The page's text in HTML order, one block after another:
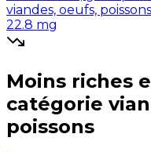
viandes, oeufs, poissons
22.8 mg
Moins riches
catégorie
poissons